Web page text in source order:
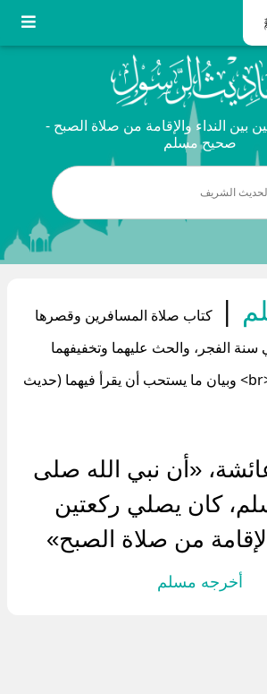
بين النداء والإقامة من صلاة الصبح -
صحيح مسلم
|
كتاب صلاة المسافرين وقصرها
الفجر، والحث عليهما وتخفيفهما
والمحافظة عليهما.<br> وبيان ما يستحب أن يقرأ فيهما (حديث
«أن نبي الله صلى
كان يصلي ركعتين
من صلاة الصبح»
أخرجه مسلم